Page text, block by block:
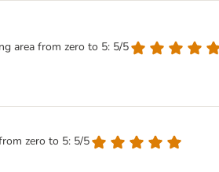
area from zero to 5: 5/5
zero to 5: 5/5